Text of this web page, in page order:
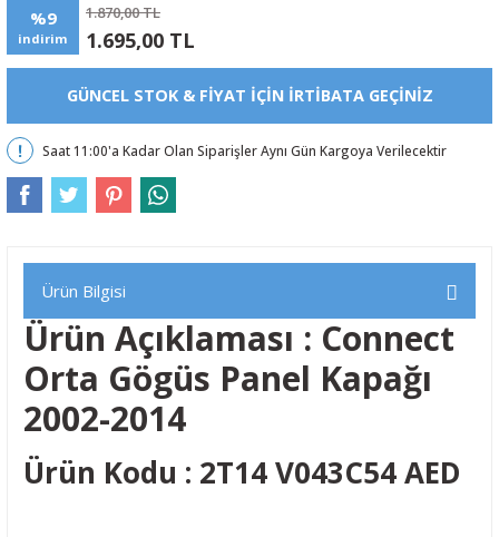
%9
indirim
1.870,00 TL
1.695,00 TL
GÜNCEL STOK & FIYAT IÇIN IRTIBATA GEÇINIZ
Saat 11:00'a Kadar Olan Siparişler Aynı Gün Kargoya Verilecektir
Ürün Bilgisi
Ürün Açıklaması : Connect
Orta Gögüs Panel Kapağı
2002-2014
Ürün Kodu : 2T14 V043C54 AED